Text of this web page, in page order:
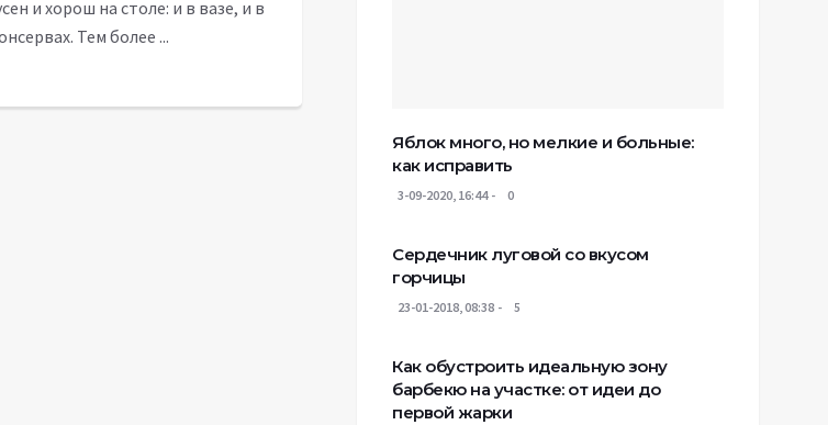
и хорош на столе: и в вазе, и в
Тем более ...
Яблок много, но мелкие и больные:
как исправить
3-09-2020, 16:44 0
Сердечник луговой со вкусом
горчицы
23-01-2018, 08:38 5
Как обустроить идеальную зону
барбекю на участке: от идеи до
первой жарки